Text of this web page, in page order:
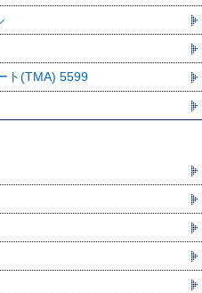
ト(TMA) 5599